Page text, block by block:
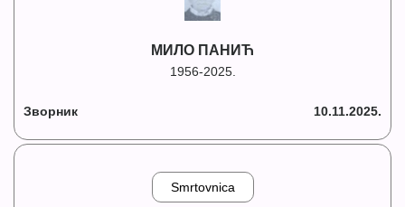
МИЛО ПАНИЋ
1956-2025.
Зворник 10.11.2025.
Smrtovnica